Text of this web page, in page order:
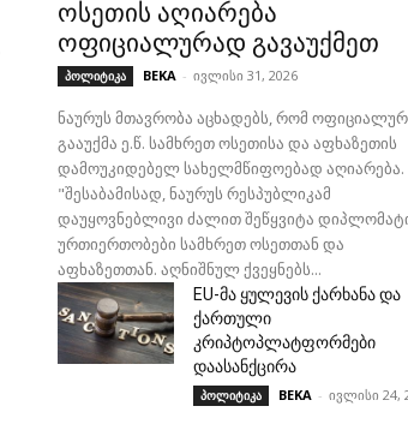
ოსეთის აღიარება
ოფიციალურად გავაუქმეთ
პოლიტიკა BEKA - ივლისი 31, 2026
ნაურუს მთავრობა აცხადებს, რომ
გააუქმა ე.წ. სამხრეთ ოსეთისა და აფხაზეთის
დამოუკიდებელ სახელმწიფოებად აღიარება.
"შესაბამისად, ნაურუს რესპუბლიკამ
დაუყოვნებლივი ძალით შეწყვიტა
ურთიერთობები სამხრეთ ოსეთთან და
აფხაზეთთან. აღნიშნულ ქვეყნებს...
EU-მა ყულევის ქარხანა და
ქართული
კრიპტოპლატფორმები
დაასანქცირა
პოლიტიკა BEKA - ივლისი 24,